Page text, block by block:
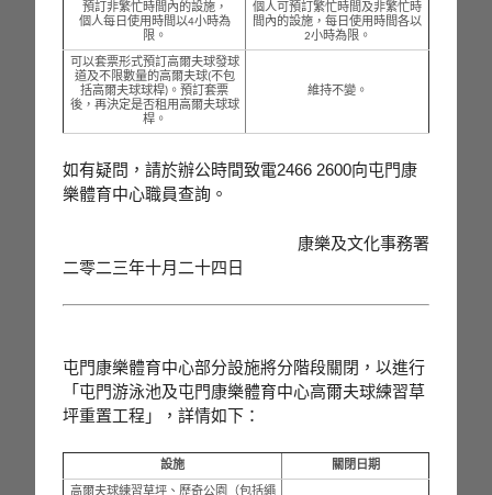
預訂非繁忙時間內的設施，
個人每日使用時間以4小時為
限。
個人可預訂繁忙時間及非繁忙時
間內的設施，每日使用時間各以
2小時為限。
可以套票形式預訂高爾夫球發球
道及不限數量的高爾夫球(不包
括高爾夫球球桿)。預訂套票
後，再決定是否租用高爾夫球球
桿。
維持不變。
如有疑問，請於辦公時間致電2466 2600向屯門康
樂體育中心職員查詢。
康樂及文化事務署
二零二三年十月二十四日
屯門康樂體育中心部分設施將分階段關閉，以進行
「屯門游泳池及屯門康樂體育中心高爾夫球練習草
坪重置工程」，詳情如下：
設施 關閉日期
高爾夫球練習草坪、歷奇公園（包括繩